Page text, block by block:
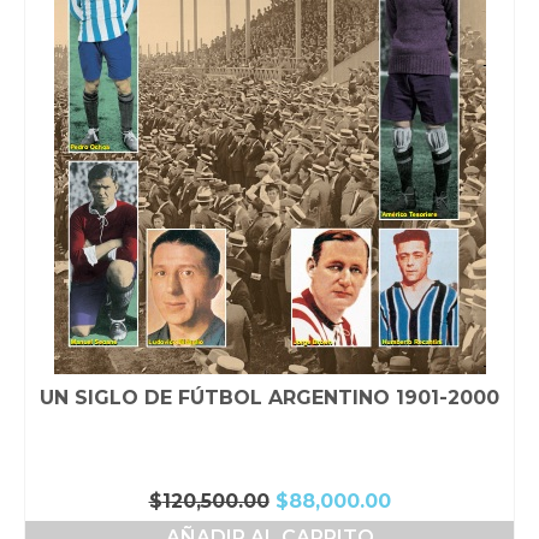
UN SIGLO DE FÚTBOL ARGENTINO 1901-2000
$120,500.00 El
precio
$88,000.00El
precio